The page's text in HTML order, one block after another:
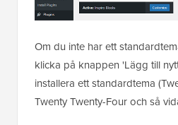
Om du inte har ett
klicka på knappen 'Lägg till
installera ett standardtema
Twenty Twenty-Four och så